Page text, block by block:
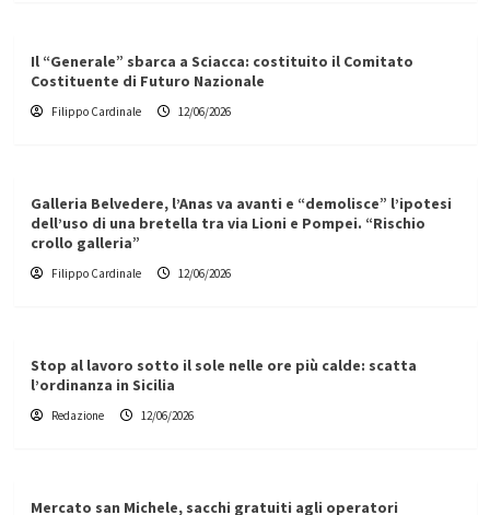
Il “Generale” sbarca a Sciacca: costituito il Comitato
Costituente di Futuro Nazionale
Filippo Cardinale 12/06/2026
Galleria Belvedere, l’Anas va avanti e “demolisce” l’ipotesi
dell’uso di una bretella tra via Lioni e Pompei. “Rischio
crollo galleria”
Filippo Cardinale 12/06/2026
Stop al lavoro sotto il sole nelle ore più calde: scatta
l’ordinanza in Sicilia
Redazione 12/06/2026
Mercato san Michele, sacchi gratuiti agli operatori